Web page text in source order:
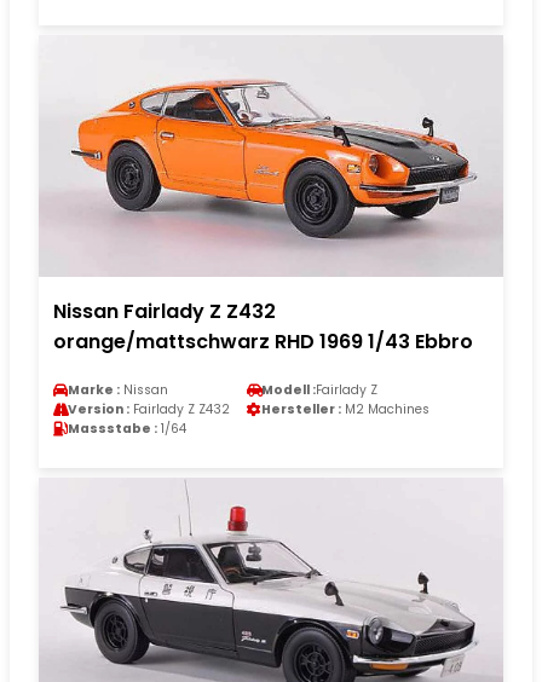
Nissan Fairlady Z Z432
orange/mattschwarz RHD 1969 1/43 Ebbro
Marke : Nissan Modell :Fairlady Z
Version : Fairlady Z Z432 Hersteller : M2 Machines
Massstabe : 1/64